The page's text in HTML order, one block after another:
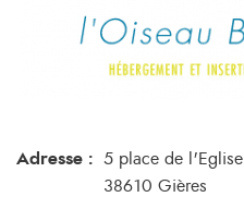
Adresse :
5 place de l'Eglise
38610 Gières